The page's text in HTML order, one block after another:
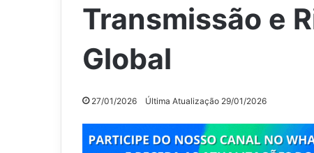
Transmissão e
Global
27/01/2026 Última Atualização 29/01/2026